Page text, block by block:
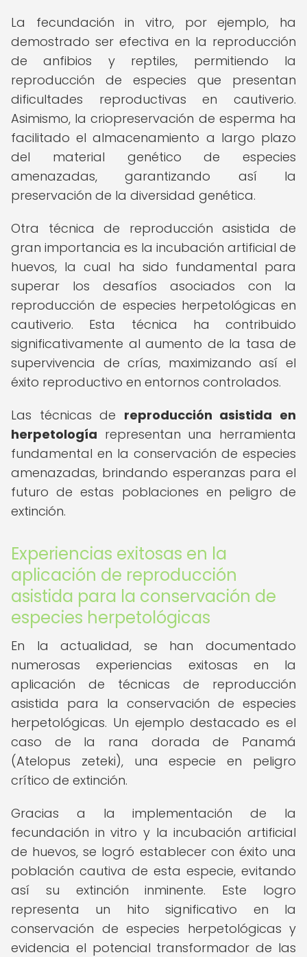
La fecundación in vitro, por ejemplo, ha
demostrado ser efectiva en la reproducción
de anfibios y reptiles, permitiendo la
reproducción de especies que presentan
dificultades reproductivas en cautiverio.
Asimismo, la criopreservación de esperma ha
facilitado el almacenamiento a largo plazo
del material genético de especies
amenazadas, garantizando así la
preservación de la diversidad genética.
Otra técnica de reproducción asistida de
gran importancia es la incubación artificial de
huevos, la cual ha sido fundamental para
superar los desafíos asociados con la
reproducción de especies herpetológicas en
cautiverio. Esta técnica ha contribuido
significativamente al aumento de la tasa de
supervivencia de crías, maximizando así el
éxito reproductivo en entornos controlados.
Las técnicas de reproducción asistida en
herpetología representan una herramienta
fundamental en la conservación de especies
amenazadas, brindando esperanzas para el
futuro de estas poblaciones en peligro de
extinción.
Experiencias exitosas en la
aplicación de reproducción
asistida para la conservación de
especies herpetológicas
En la actualidad, se han documentado
numerosas experiencias exitosas en la
aplicación de técnicas de reproducción
asistida para la conservación de especies
herpetológicas. Un ejemplo destacado es el
caso de la rana dorada de Panamá
(Atelopus zeteki), una especie en peligro
crítico de extinción.
Gracias a la implementación de la
fecundación in vitro y la incubación artificial
de huevos, se logró establecer con éxito una
población cautiva de esta especie, evitando
así su extinción inminente. Este logro
representa un hito significativo en la
conservación de especies herpetológicas y
evidencia el potencial transformador de las